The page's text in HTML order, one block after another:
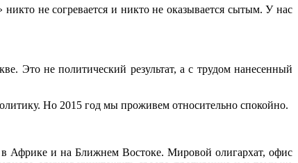
не согревается и никто не оказывается сытым. У нас
не политический результат, а с трудом нанесенный
Но 2015 год мы проживем относительно спокойно.
Африке и на Ближнем Востоке. Мировой олигархат, офис